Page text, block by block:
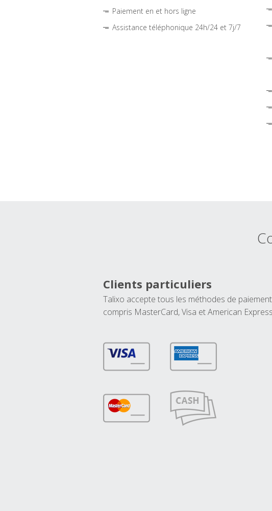
Paiement en et hors ligne
Assistance téléphonique 24h/24 et 7j/7
Clients particuliers
Talixo accepte tous les méthodes de
compris MasterCard, Visa et American